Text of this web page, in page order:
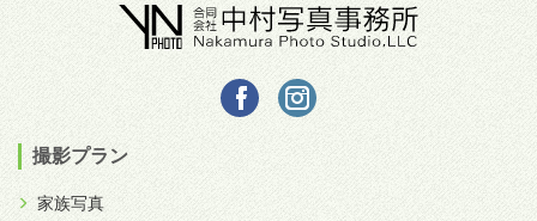
撮影プラン
家族写真